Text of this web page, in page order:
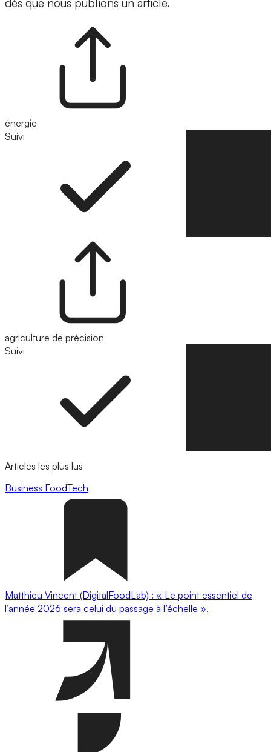
dès que nous publions un article.
énergie
Suivi
agriculture de précision
Suivi
Articles les plus lus
Business FoodTech
Matthieu Vincent (DigitalFoodLab) : « Le point essentiel de
l’année 2026 sera celui du passage à l’échelle ».